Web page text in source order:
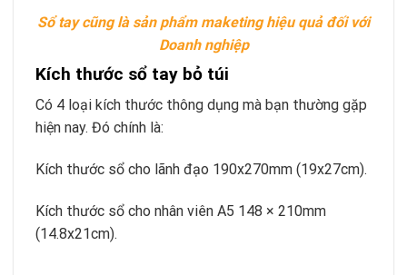
Sổ tay cũng là sản phẩm maketing hiệu quả đối với
Doanh nghiệp
Kích thước sổ tay bỏ túi
Có 4 loại kích thước thông dụng mà bạn thường gặp
hiện nay. Đó chính là:
Kích thước sổ cho lãnh đạo 190x270mm (19x27cm).
Kích thước sổ cho nhân viên A5 148 × 210mm
(14.8x21cm).